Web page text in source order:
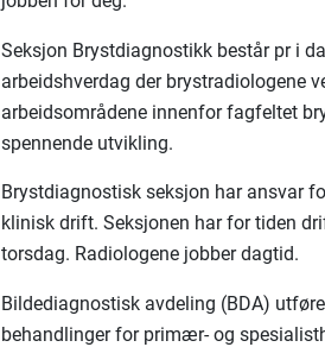
Seksjon Brystdiagnostikk består pr i
arbeidshverdag der brystradiologene
arbeidsområdene innenfor fagfeltet
spennende utvikling.
Brystdiagnostisk seksjon har ansvar
klinisk drift. Seksjonen har for tiden
torsdag. Radiologene jobber dagtid.
Bildediagnostisk avdeling (BDA)
behandlinger for primær- og